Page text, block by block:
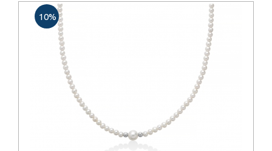
10%